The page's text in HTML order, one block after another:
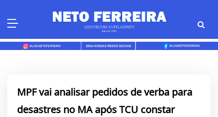
MPF vai analisar pedidos de verba para
desastres no MA após TCU constar